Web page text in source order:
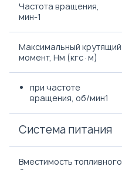
Частота вращения,
мин-1
Максимальный крутящий
момент, Нм (кгс·м)
при частоте
вращения, об/мин1
Система питания
Вместимость топливного